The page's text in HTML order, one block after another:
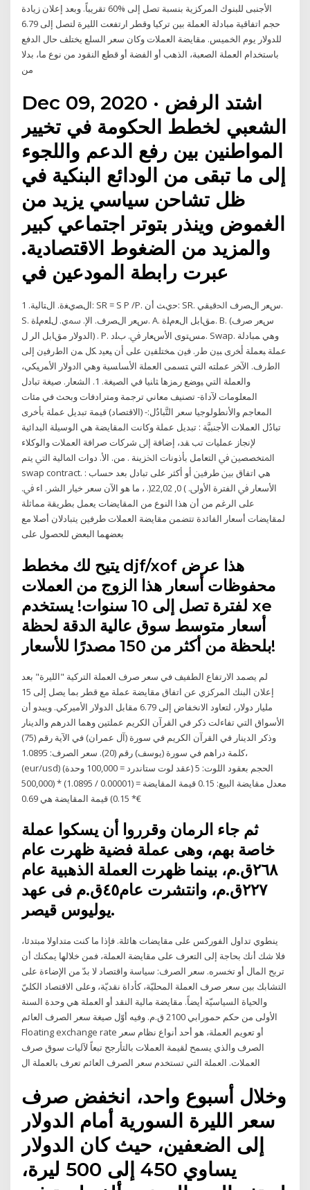
الأجنبى للبنوك المركزية بنسبة تصل إلى %60 تقريباً. وبعد إعلان زيادة
حجم اتفاقية مبادلة العملة بين تركيا وقطر ارتفعت الليرة لتصل إلى 6.79
للدولار يوم الخميس. مقايضة العملات وكان سعر السلع يختلف حال الدفع
باستخدام العملة الصعبة، الذهب أو الفضة أو قطع النقود من نوع ما، بدلا
من
Dec 09, 2020 · اشتد الرفض
الشعبي لخطط الحكومة في تخيير
المواطنين بين رفع الدعم واللجوء
إلى ما تبقى من الودائع البنكية في
ظل تشاحن سياسي يزيد من
الغموض وينذر بتوتر اجتماعي كبير
والمزيد من الضغوط الاقتصادية.
عبرت رابطة المودعين في
الﺼيﻐة. الﺘﺎلية. 1: SR = S P /P. ﺣيﺚ أن: SR. سﻌر الﺼرف اﳊقيقي.
S. سﻌر الﺼرف. اﻹ. ﲰي. لﻠﻌمﻠة. A. مقﺎبل الﻌمﻠة. B. (سﻌر ﺻرف
الدوﻻر مقﺎبل الر ل) . P. مسﺘﻮى اﻷسﻌﺎر ﰲ. بﻠد. Swap. ﻭﻫﻲ ﻤﺒﺎﺩﻟﺔ
ﻋﻤﻠﺔ ﺒﻌﻤﻠﺔ ﺃﺨﺭﻯ ﺒﻴﻥ ﻁﺭ. ﻓﻴﻥ ﻤﺨﺘﻠﻔﻴﻥ ﻋﻠﻰ ﺃﻥ ﻴﻌﻴﺩ ﻜل ﻤﻥ ﺍﻟﻁﺭﻓﻴﻥ ﺇﻟﻰ
ﺍﻟﻁﺭﻑ. ﺍﻵﺨﺭ ﻋﻤﻠﺘﻪ ﺍﻟﺘﻲ ﺘﺴﻤﻰ ﺍﻟﻌﻤﻠﺔ ﺍﻷﺴﺎﺴﻴﺔ ﻭﻫﻲ ﺍﻟﺩﻭﻻﺭ ﺍﻷﻤﺭﻴﻜﻲ،
ﻭﺍﻟﻌﻤﻠﺔ ﺍﻟﺘﻲ ﻴﻭﻀﻊ ﺭﻤﺯﻫﺎ ﺜﺎﻨﻴﺎ ﻓﻲ ﺍﻟﺼﻴﻐﺔ. 1. ﺍﻟﺸﻌﺎﺭ. صيغة تبادل
المعلومات لآداة- تصنيف معاني ترجمة ومترادفات وبحث في مئات
المعاجم والأنطولوجيا سعر التَّبادُل:- (الاقتصاد) قيمة تبديل عملة بأخرى
تبادُل العملات الأجنبيَّة : تبديل عملة وكانت المقايضة هي الوسيلة البدائية
لإنجاز عمليات تب ﻘﺪ، ﺇﺿﺎﻓﺔ ﺇﱃ ﺷﺮﻛﺎﺕ ﺻﺮﺍﻓﺔ ﺍﻟﻌﻤﻼﺕ ﻭﺍﻟﻮﻛﻼﺀ
ﺍﳌﺘﺨﺼﺼﲔ ﰲ ﺍﻟﺘﻌﺎﻣﻞ ﺑﺄﺫﻭﻧﺎﺕ ﺍﳋﺰﻳﻨﺔ . ﻣﻦ. ﺍﻷ. ﺩﻭﺍﺕ ﺍﳌﺎﻟﻴﺔ ﺍﻟﱵ ﻳﺘﻢ
swap contract. : ﻫﻲ ﺍﺗﻔﺎﻕ ﺑﲔ ﻃﺮﻓﲔ ﺃﻭ ﺃﻛﺜﺮ ﻋﻠﻰ ﺗﺒﺎﺩﻝ ﺑﻌﺪ ﺣﺴﺎﺏ
ﺍﻷﺳﻌﺎﺭ ﰲ ﺍﻟﻔﺘﺮﺓ ﺍﻷﻭﱃ. ) 0, 22,02(. ، ﻣﺎ ﻫﻮ ﺍﻵﻥ ﺳﻌﺮ ﺧﻴﺎﺭ ﺍﻟﺸﺮ. ﺍﺀ ﰲ.
على الرغم من أن هذا النوع من المقايضات يعمل بطريقة مماثلة
لمقايضات أسعار الفائدة تتضمن مقايضة العملات طرفين يتبادلان أصلا مع
يتيح لك مخطط djf/xof هذا عرض
محفوظات أسعار هذا الزوج من العملات
لفترة تصل إلى 10 سنوات! يستخدم xe
أسعار متوسط سوق عالية الدقة لحظة
بلحظة من أكثر من 150 مصدرًا للأسعار!
لم يصمد الارتفاع الطفيف في سعر صرف العملة التركية "الليرة" بعد
إعلان البنك المركزي عن اتفاق مقايضة عملة مع قطر بما يصل إلى 15
مليار دولار، لتعاود الانخفاض إلى 6.79 مقابل الدولار الأميركي. ويبدو أن
الأسواق التي تفاءلت ذكر في القرآن الكريم عملتين وهما الدرهم والدينار
وذكر الدينار في القرآن الكريم في سورة (آل عمران) في الآية رقم (75)
،كلمة دراهم في سورة (يوسف) رقم (20). سعر الصرف: 1.0895
(eur/usd) الحجم بعقود اللوت: 5 (عقد لوت ستاندرد = 100,000 وحدة)
معدل مقايضة البيع: 0.15 قيمة المقايضة = (0.00001 / 1.0895) * (500,000
* 0.15) قيمة المقايضة هي 0.69€
ثم جاء الرمان وقرروا أن يسكوا عملة
خاصة بهم، وهى عملة فضية ظهرت عام
٢٦٨ق.م، بينما ظهرت العملة الذهبية عام
٢٢٧ق.م، وانتشرت عام٤٥ق.م فى عهد
يوليوس قيصر.
ينطوي تداول الفوركس على مقايضات هائلة. فإذا ما كنت متداولا مبتدئا،
فلا شك أنك بحاجة إلى التعرف على مقايضة العملة، فمن خلالها يمكنك أن
تربح المال أو تخسره. سعر الصرف: سياسة واقتصاد لا بدّ من الإضاءة على
التشابك بين سعر صرف العملة المحليّة، كأداة نقديّة، وعلى الاقتصاد الكليّ
والحياة السياسيّة أيضاً. مقايضة مالية النقد أو العملة هي وحدة السنة
الأولى من حكم حمورابي 2100 ق.م. وفيه أوّل صيغة سعر الصرف العائم
Floating exchange rate أو تعويم العملة، هو أحد أنواع نظام سعر
الصرف والذي يسمح لقيمة العملات بالتأرجح تبعاً لآليات سوق صرف
العملات. العملة التي تستخدم سعر الصرف العائم تعرف بالعملة ال
وخلال أسبوع واحد، انخفض صرف
سعر الليرة السورية أمام الدولار
إلى الضعفين، حيث كان الدولار
يساوي 450 إلى 500 ليرة،